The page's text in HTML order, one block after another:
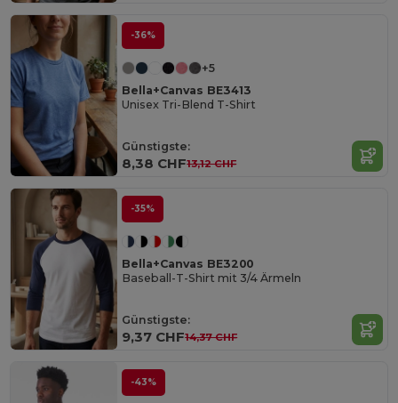
-36%
+5
Bella+Canvas BE3413
Unisex Tri-Blend T-Shirt
Günstigste:
8,38 CHF13,12 CHF
-35%
Bella+Canvas BE3200
Baseball-T-Shirt mit 3/4 Ärmeln
Günstigste:
9,37 CHF14,37 CHF
-43%